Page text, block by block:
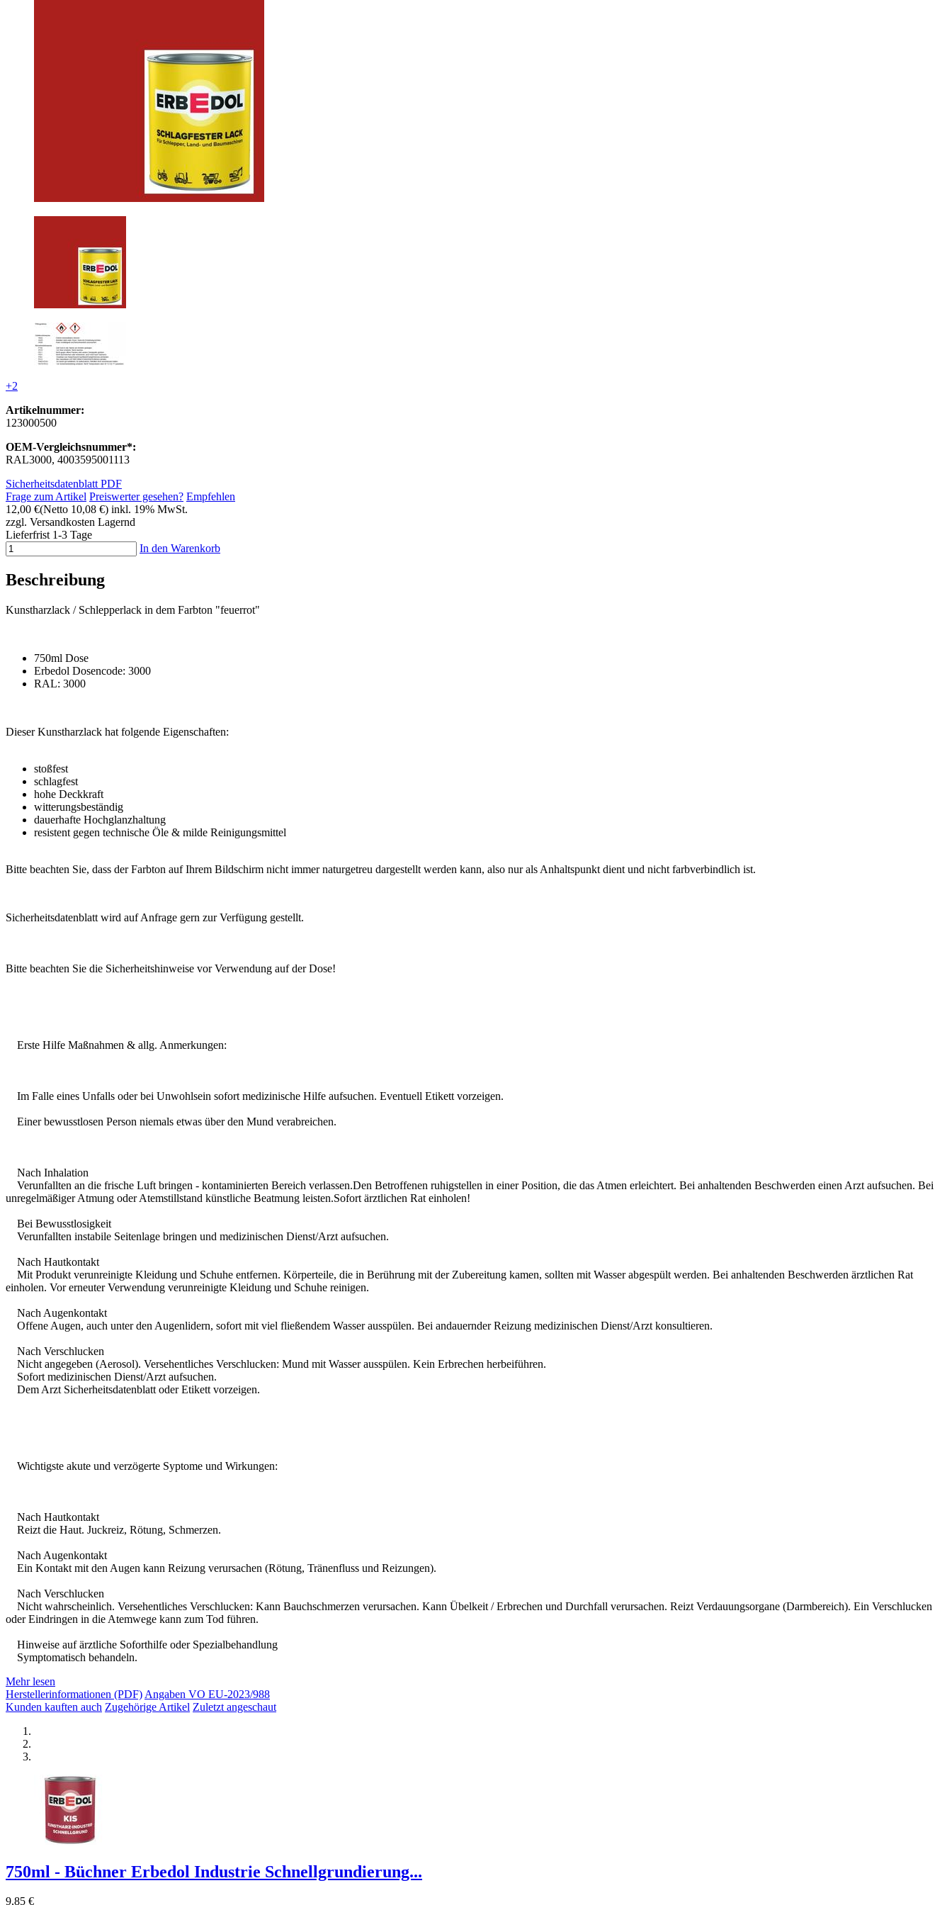
+2
Artikelnummer:
123000500
OEM-Vergleichsnummer*:
RAL3000, 4003595001113
Sicherheitsdatenblatt PDF
Frage zum Artikel Preiswerter gesehen? Empfehlen
12,00 €(Netto 10,08 €) inkl. 19% MwSt.
zzgl. Versandkosten Lagernd
Lieferfrist 1-3 Tage
In den Warenkorb
Beschreibung
Kunstharzlack / Schlepperlack in dem Farbton "feuerrot"
750ml Dose
Erbedol Dosencode: 3000
RAL: 3000
Dieser Kunstharzlack hat folgende Eigenschaften:
stoßfest
schlagfest
hohe Deckkraft
witterungsbeständig
dauerhafte Hochglanzhaltung
resistent gegen technische Öle & milde Reinigungsmittel
Bitte beachten Sie, dass der Farbton auf Ihrem Bildschirm nicht immer naturgetreu dargestellt werden kann, also nur als Anhaltspunkt dient und nicht farbverbindlich ist.
Sicherheitsdatenblatt wird auf Anfrage gern zur Verfügung gestellt.
Bitte beachten Sie die Sicherheitshinweise vor Verwendung auf der Dose!
Erste Hilfe Maßnahmen & allg. Anmerkungen:
Im Falle eines Unfalls oder bei Unwohlsein sofort medizinische Hilfe aufsuchen. Eventuell Etikett vorzeigen.
Einer bewusstlosen Person niemals etwas über den Mund verabreichen.
Nach Inhalation
Verunfallten an die frische Luft bringen - kontaminierten Bereich verlassen.Den Betroffenen ruhigstellen in einer Position, die das Atmen erleichtert. Bei anhaltenden Beschwerden einen Arzt aufsuchen. Bei
unregelmäßiger Atmung oder Atemstillstand künstliche Beatmung leisten.Sofort ärztlichen Rat einholen!
Bei Bewusstlosigkeit
Verunfallten instabile Seitenlage bringen und medizinischen Dienst/Arzt aufsuchen.
Nach Hautkontakt
Mit Produkt verunreinigte Kleidung und Schuhe entfernen. Körperteile, die in Berührung mit der Zubereitung kamen, sollten mit Wasser abgespült werden. Bei anhaltenden Beschwerden ärztlichen Rat
einholen. Vor erneuter Verwendung verunreinigte Kleidung und Schuhe reinigen.
Nach Augenkontakt
Offene Augen, auch unter den Augenlidern, sofort mit viel fließendem Wasser ausspülen. Bei andauernder Reizung medizinischen Dienst/Arzt konsultieren.
Nach Verschlucken
Nicht angegeben (Aerosol). Versehentliches Verschlucken: Mund mit Wasser ausspülen. Kein Erbrechen herbeiführen.
Sofort medizinischen Dienst/Arzt aufsuchen.
Dem Arzt Sicherheitsdatenblatt oder Etikett vorzeigen.
Wichtigste akute und verzögerte Syptome und Wirkungen:
Nach Hautkontakt
Reizt die Haut. Juckreiz, Rötung, Schmerzen.
Nach Augenkontakt
Ein Kontakt mit den Augen kann Reizung verursachen (Rötung, Tränenfluss und Reizungen).
Nach Verschlucken
Nicht wahrscheinlich. Versehentliches Verschlucken: Kann Bauchschmerzen verursachen. Kann Übelkeit / Erbrechen und Durchfall verursachen. Reizt Verdauungsorgane (Darmbereich). Ein Verschlucken
oder Eindringen in die Atemwege kann zum Tod führen.
Hinweise auf ärztliche Soforthilfe oder Spezialbehandlung
Symptomatisch behandeln.
Mehr lesen
Herstellerinformationen (PDF) Angaben VO EU-2023/988
Kunden kauften auch Zugehörige Artikel Zuletzt angeschaut
750ml - Büchner Erbedol Industrie Schnellgrundierung...
9,85 €